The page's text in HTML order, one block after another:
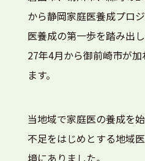
から静岡家庭医養成プロ
医養成の第一歩を踏み出
27年4月から御前崎市が
ます。
当地域で家庭医の養成を
不足をはじめとする地域
境にありました。